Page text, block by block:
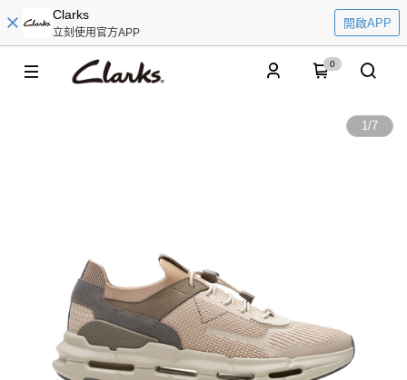
Clarks
立刻使用官方APP
開啟APP
0
1/7